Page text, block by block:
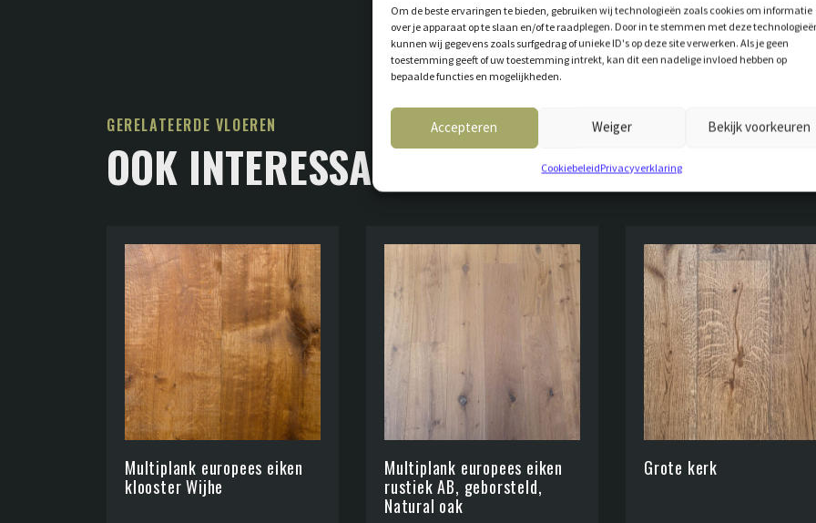
Om de beste ervaringen te bieden, gebruiken wij technologieën zoals cookies om informatie
over je apparaat op te slaan en/of te raadplegen. Door in te stemmen met deze
kunnen wij gegevens zoals surfgedrag of unieke ID's op deze site verwerken. Als je geen
toestemming geeft of uw toestemming intrekt, kan dit een nadelige invloed hebben op
bepaalde functies en mogelijkheden.
Accepteren Weiger Bekijk voorkeuren
CookiebeleidPrivacyverklaring
GERELATEERDE VLOEREN
OOK INTERESSANT VOOR JOU
Multiplank europees eiken
klooster Wijhe
Multiplank europees eiken
rustiek AB, geborsteld,
Natural oak
Grote kerk